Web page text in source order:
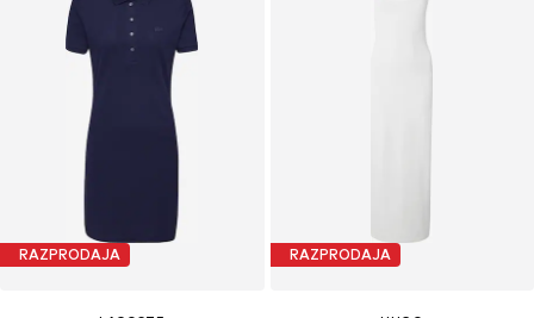
RAZPRODAJA RAZPRODAJA